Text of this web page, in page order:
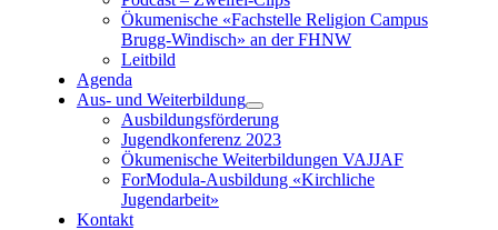
Ökumenische «Fachstelle Religion Campus
Brugg-Windisch» an der FHNW
Leitbild
Agenda
Aus- und Weiterbildung
Ausbildungsförderung
Jugendkonferenz 2023
Ökumenische Weiterbildungen VAJJAF
ForModula-Ausbildung «Kirchliche
Jugendarbeit»
Kontakt